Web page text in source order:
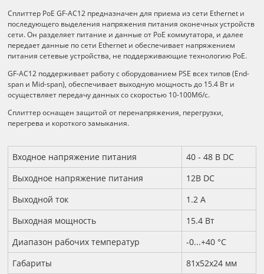
Описание
Сплиттер PoE GF-АС12 предназначен для приема из сети Ethernet и
последующего выделения напряжения питания оконечных устройств
сети. Он разделяет питание и данные от PoE коммутатора, и далее
передает данные по сети Ethernet и обеспечивает напряжением
питания сетевые устройства, не поддерживающие технологию PoЕ.
GF-AC12 поддерживает работу с оборудованием PSE всех типов (End-
span и Mid-span), обеспечивает выходную мощность до 15.4 Вт и
осуществляет передачу данных со скоростью 10-100Mб/с.
Сплиттер оснащен защитой от перенапряжения, перегрузки,
перегрева и короткого замыкания.
Технические характеристики
Входное напряжение питания
40 - 48 В DC
Выходное напряжение питания
12В DC
Выходной ток
1.2 А
Выходная мощность
15.4 Вт
Диапазон рабочих температур
-0...+40 °С
Габариты
81х52х24 мм